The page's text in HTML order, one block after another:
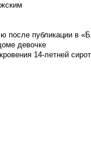
после публикации в
девочке
14-летней